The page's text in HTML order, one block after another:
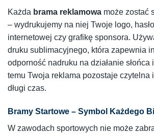
Każda brama reklamowa może zostać
– wydrukujemy na niej Twoje logo,
internetowej czy grafikę sponsora.
druku sublimacyjnego, która zapewnia
odporność nadruku na działanie
temu Twoja reklama pozostaje czytelna
długi czas.
Bramy Startowe – Symbol Każdego
W zawodach sportowych nie może